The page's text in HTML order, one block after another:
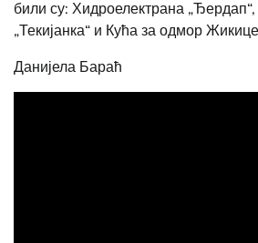
били су: Хидроелектрана
„Текијанка“ и Кућа за одмор
Данијела Бараћ